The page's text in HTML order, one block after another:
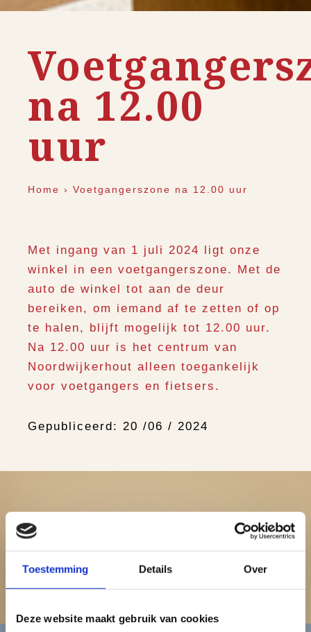
Toestemming Details Over
Deze website maakt gebruik van cookies
na 12.00
uur
Home › Voetgangerszone na 12.00 uur
Met ingang van 1 juli 2024 ligt onze
winkel in een voetgangerszone. Met de
auto de winkel tot aan de deur
bereiken, om iemand af te zetten of op
te halen, blijft mogelijk tot 12.00 uur.
Na 12.00 uur is het centrum van
Noordwijkerhout alleen toegankelijk
voor voetgangers en fietsers.
Gepubliceerd: 20 /06 / 2024
Dames